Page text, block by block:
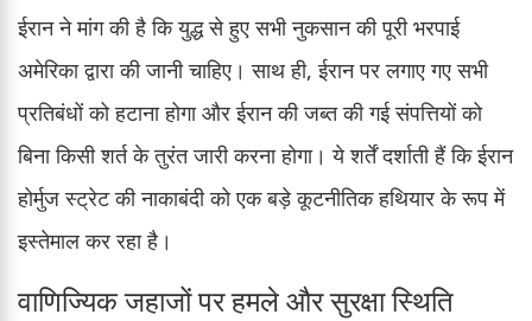
ईरान ने मांग की है कि युद्ध से हुए सभी नुकसान की पूरी भरपाई
अमेरिका द्वारा की जानी चाहिए। साथ ही, ईरान पर लगाए गए सभी
प्रतिबंधों को हटाना होगा और ईरान की जब्त की गई संपत्तियों को
बिना किसी शर्त के तुरंत जारी करना होगा। ये शर्तें दर्शाती हैं कि ईरान
होर्मुज स्ट्रेट की नाकाबंदी को एक बड़े कूटनीतिक हथियार के रूप में
इस्तेमाल कर रहा है।
वाणिज्यिक जहाजों पर हमले और सुरक्षा स्थिति